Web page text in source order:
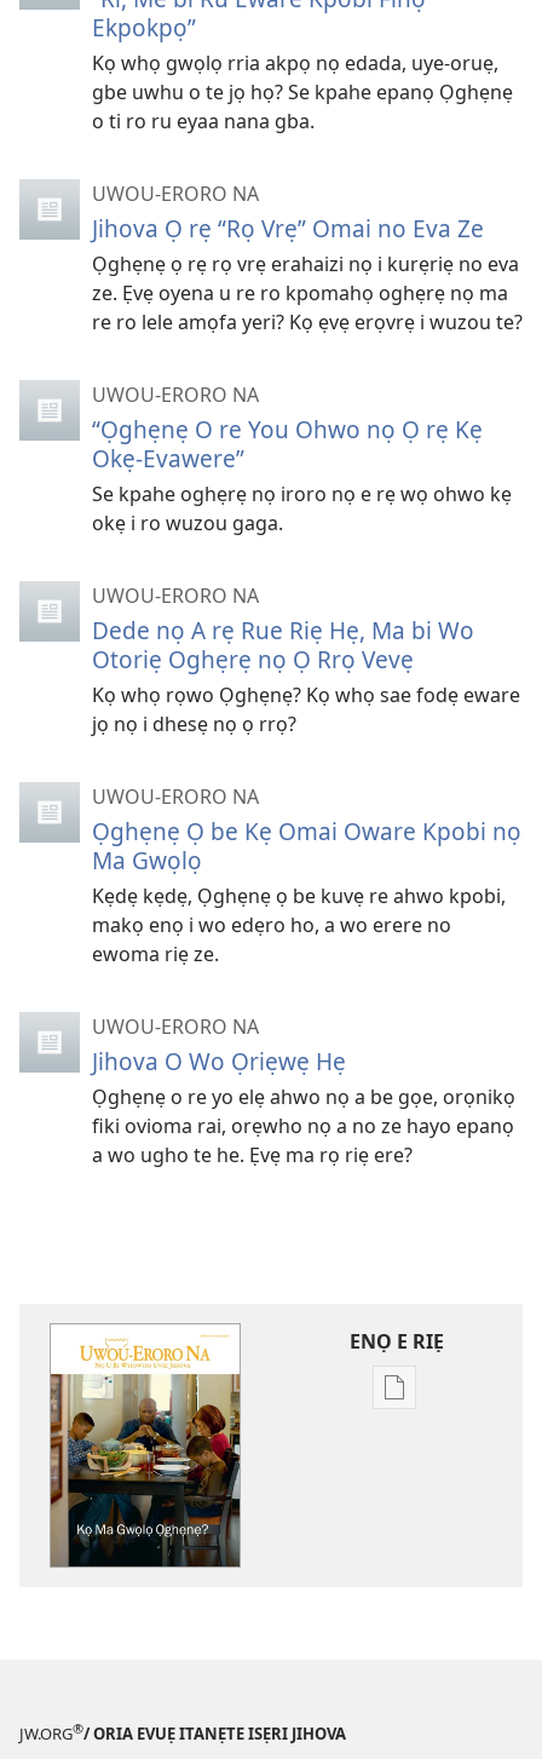
Ekpokpọ”
Kọ whọ gwọlọ rria akpọ nọ edada, uye-oruẹ,
gbe uwhu o te jọ họ? Se kpahe epanọ Ọghẹnẹ
o ti ro ru eyaa nana gba.
UWOU-ERORO NA
Jihova Ọ rẹ “Rọ Vrẹ” Omai no Eva Ze
Ọghẹnẹ ọ rẹ rọ vrẹ erahaizi nọ i kurẹriẹ no eva
ze. Ẹvẹ oyena u re ro kpomahọ oghẹrẹ nọ ma
re ro lele amọfa yeri? Kọ ẹvẹ erọvrẹ i wuzou te?
UWOU-ERORO NA
“Ọghẹnẹ O re You Ohwo nọ Ọ rẹ Kẹ
Okẹ-Evawere”
Se kpahe oghẹrẹ nọ iroro nọ e rẹ wọ ohwo kẹ
okẹ i ro wuzou gaga.
UWOU-ERORO NA
Dede nọ A rẹ Rue Riẹ Hẹ, Ma bi Wo
Otoriẹ Oghẹrẹ nọ Ọ Rrọ Vevẹ
Kọ whọ rọwo Ọghẹnẹ? Kọ whọ sae fodẹ eware
jọ nọ i dhesẹ nọ ọ rrọ?
UWOU-ERORO NA
Ọghẹnẹ Ọ be Kẹ Omai Oware Kpobi nọ
Ma Gwọlọ
Kẹdẹ kẹdẹ, Ọghẹnẹ ọ be kuvẹ re ahwo kpobi,
makọ enọ i wo edẹro ho, a wo erere no
ewoma riẹ ze.
UWOU-ERORO NA
Jihova O Wo Ọriẹwẹ Hẹ
Ọghẹnẹ o re yo elẹ ahwo nọ a be gọe, orọnikọ
fiki ovioma rai, orẹwho nọ a no ze hayo epanọ
a wo ugho te he. Ẹvẹ ma rọ riẹ ere?
ENỌ E RIẸ
Oghẹrẹ
JW.ORG®/ ORIA EVUẸ ITANẸTE ISẸRI JIHOVA